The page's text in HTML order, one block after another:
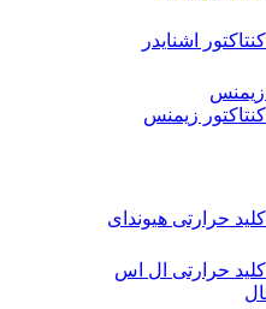
اشنایدر
زیمنس
زیمنس
حرارتی هیوندای
حرارتی ال اس